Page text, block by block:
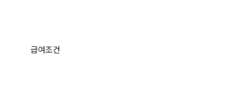
급여조건